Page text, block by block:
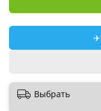
✈️
Выбрать